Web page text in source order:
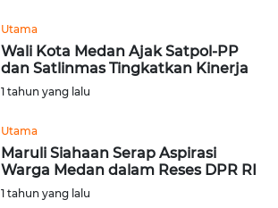
Utama
Wali Kota Medan Ajak Satpol-PP
dan Satlinmas Tingkatkan Kinerja
1 tahun yang lalu
Utama
Maruli Siahaan Serap Aspirasi
Warga Medan dalam Reses DPR RI
1 tahun yang lalu